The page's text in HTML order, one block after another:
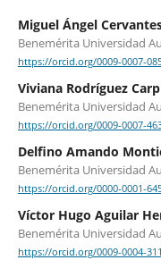
Miguel Ángel
Benemérita Universidad
https://orcid.org/0009-0007-
Viviana Rodríguez
Benemérita Universidad
https://orcid.org/0009-0007-
Delfino Amando
Benemérita Universidad
https://orcid.org/0000-0001-
Víctor Hugo Aguilar
Benemérita Universidad
https://orcid.org/0009-0004-